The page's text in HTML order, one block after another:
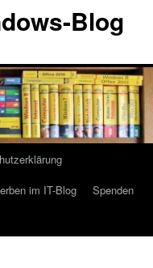
Blog
im IT-Blog
Spenden